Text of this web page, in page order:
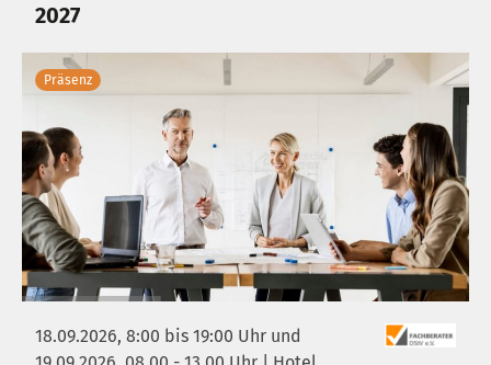
2027
Präsenz
18.09.2026, 8:00 bis 19:00 Uhr und